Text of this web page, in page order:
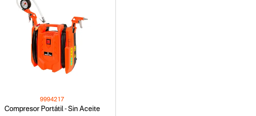
Compresor Portátil - Sin Aceite
9994217